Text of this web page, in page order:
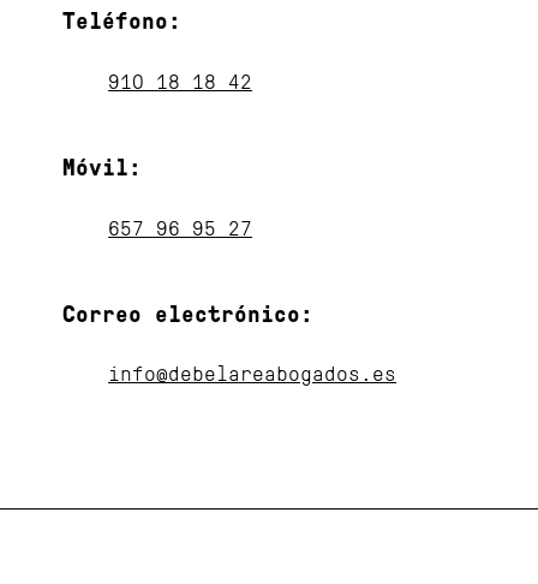
Teléfono:
910 18 18 42
Móvil:
657 96 95 27
Correo electrónico:
info@debelareabogados.es